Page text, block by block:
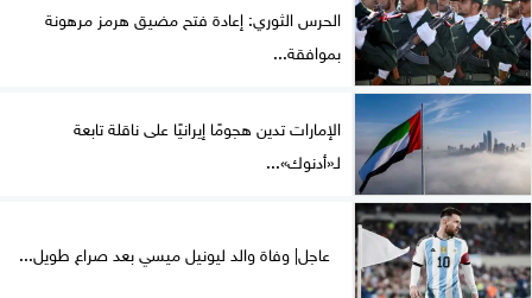
الحرس الثوري: إعادة فتح مضيق هرمز مرهونة
بموافقة...
الإمارات تدين هجومًا إيرانيًا على ناقلة تابعة
لـ«أدنوك»...
عاجل| وفاة والد ليونيل ميسي بعد صراع طويل...